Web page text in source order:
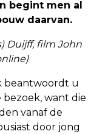
begint men al
daarvan.
Duijff, film John
beantwoordt u
bezoek, want die
vanaf de
door jong